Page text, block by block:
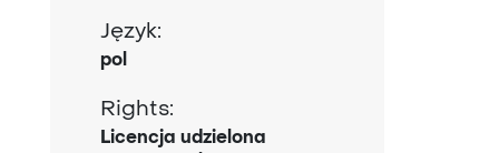
Język:
pol
Rights:
Licencja udzielona